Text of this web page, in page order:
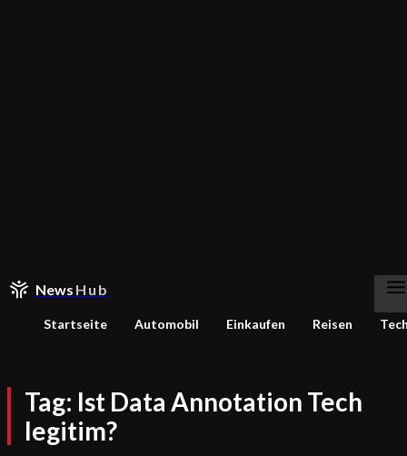
News Hub
Startseite Automobil Einkaufen Reisen
Tag: Ist Data Annotation Tech
legitim?